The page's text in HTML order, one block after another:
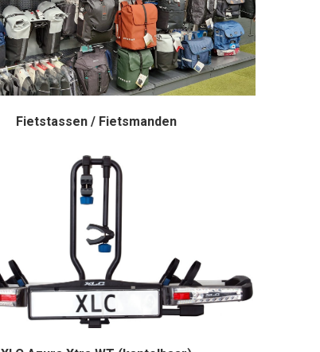
Fietstassen / Fietsmanden